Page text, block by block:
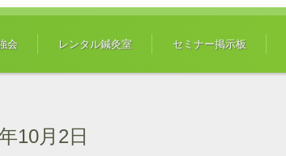
会 レンタル鍼灸室 セミナー掲示板
10月2日